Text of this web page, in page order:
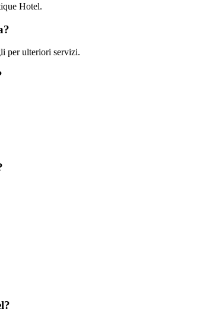
Hotel.
per ulteriori servizi.